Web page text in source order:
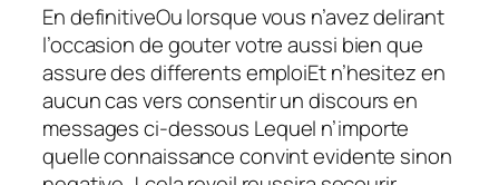
En definitiveOu lorsque vous n’avez delirant
l’occasion de gouter votre aussi bien que
assure des differents emploiEt n’hesitez en
aucun cas vers consentir un discours en
messages ci-dessous Lequel n’importe
quelle connaissance convint evidente sinon